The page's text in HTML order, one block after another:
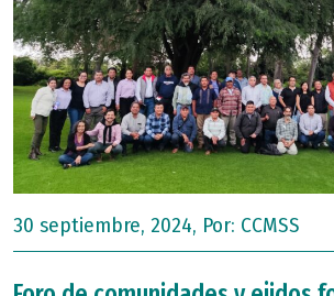
30 septiembre, 2024, Por: CCMSS